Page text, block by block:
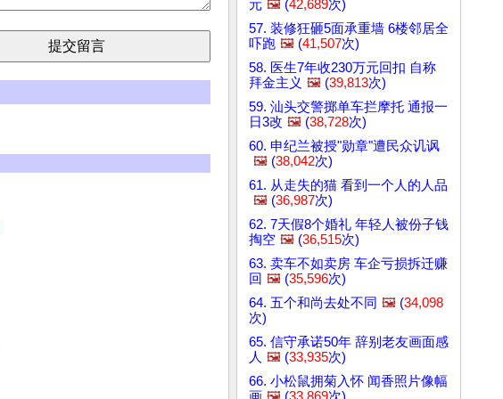
元 🖼️ (42,689次)
57. 装修狂砸5面承重墙 6楼邻居全
吓跑 🖼️ (41,507次)
58. 医生7年收230万元回扣 自称
拜金主义 🖼️ (39,813次)
59. 汕头交警掷单车拦摩托 通报一
日3改 🖼️ (38,728次)
60. 申纪兰被授"勋章"遭民众讥讽
🖼️ (38,042次)
61. 从走失的猫 看到一个人的人品
🖼️ (36,987次)
62. 7天假8个婚礼 年轻人被份子钱
掏空 🖼️ (36,515次)
63. 卖车不如卖房 车企亏损拆迁赚
回 🖼️ (35,596次)
64. 五个和尚去处不同 🖼️ (34,098
次)
65. 信守承诺50年 辞别老友画面感
人 🖼️ (33,935次)
66. 小松鼠拥菊入怀 闻香照片像幅
画 🖼️ (33,869次)